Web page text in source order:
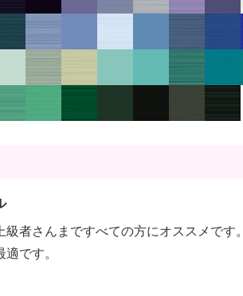
者さんまですべての方にオススメです。
です。